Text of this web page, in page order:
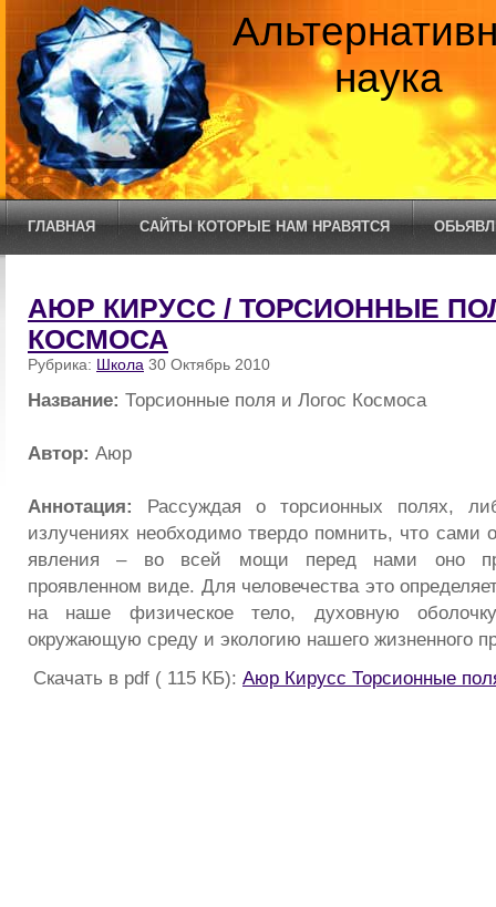
наука
ГЛАВНАЯ САЙТЫ КОТОРЫЕ НАМ НРАВЯТСЯ
АЮР КИРУСС / ТОРСИОННЫЕ
КОСМОСА
Рубрика: Школа 30 Октябрь 2010
Название: Торсионные поля и Логос Космоса
Автор: Аюр
Аннотация: Рассуждая о торсионных полях,
излучениях необходимо твердо помнить, что сами
явления – во всей мощи перед нами оно
проявленном виде. Для человечества это
на наше физическое тело, духовную
окружающую среду и экологию нашего жизненного
Скачать в pdf ( 115 КБ): Аюр Кирусс Торсионные